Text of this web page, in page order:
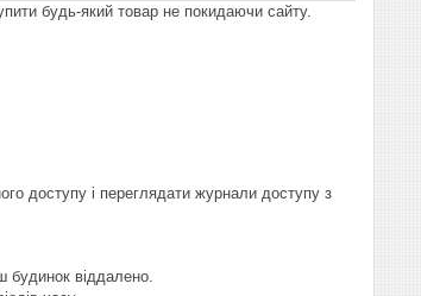
будь-який товар не покидаючи сайту.
доступу і переглядати журнали доступу з
будинок віддалено.